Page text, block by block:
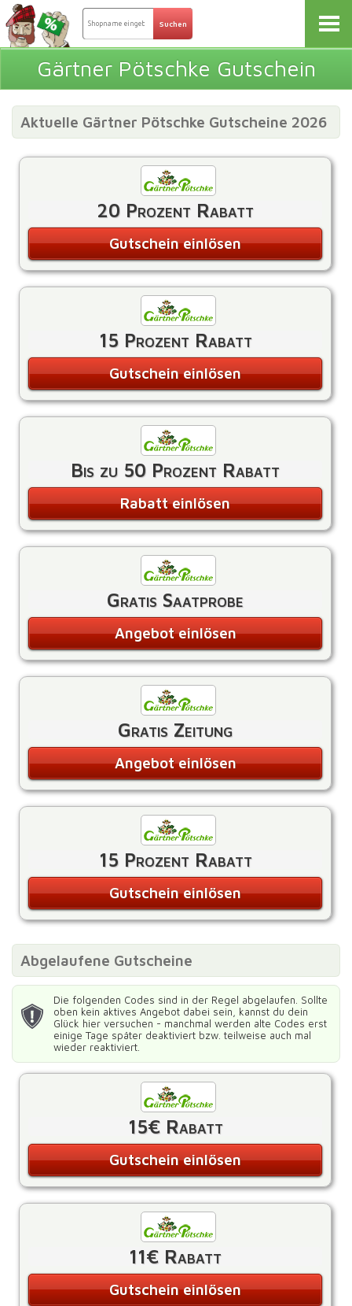
Gärtner Pötschke Gutschein
Aktuelle Gärtner Pötschke Gutscheine 2026
20 Prozent Rabatt
Gutschein einlösen
15 Prozent Rabatt
Gutschein einlösen
Bis zu 50 Prozent Rabatt
Rabatt einlösen
Gratis Saatprobe
Angebot einlösen
Gratis Zeitung
Angebot einlösen
15 Prozent Rabatt
Gutschein einlösen
Abgelaufene Gutscheine
Die folgenden Codes sind in der Regel abgelaufen. Sollte
oben kein aktives Angebot dabei sein, kannst du dein
Glück hier versuchen - manchmal werden alte Codes erst
einige Tage später deaktiviert bzw. teilweise auch mal
wieder reaktiviert.
15€ Rabatt
Gutschein einlösen
11€ Rabatt
Gutschein einlösen